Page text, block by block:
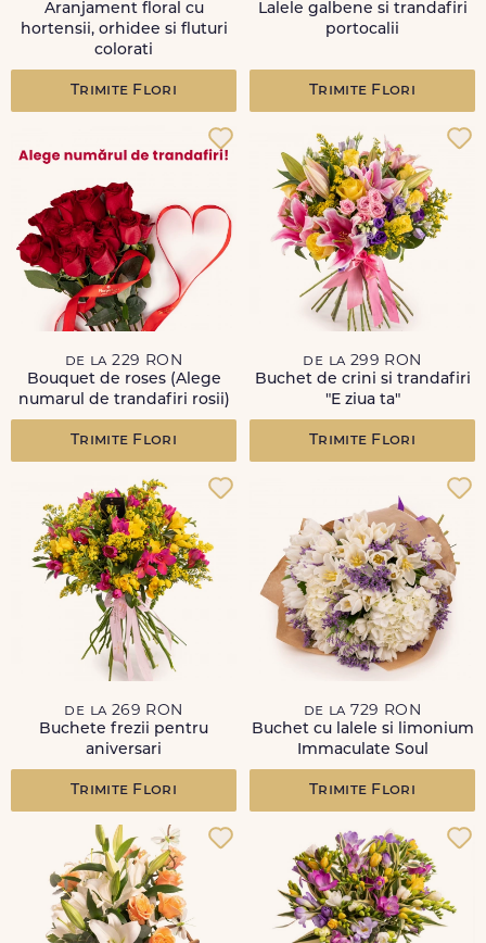
Aranjament floral cu
hortensii, orhidee si fluturi
colorati
Trimite Flori
Lalele galbene si trandafiri
portocalii
Trimite Flori
de la 229 RON
Bouquet de roses (Alege
numarul de trandafiri rosii)
Trimite Flori
de la 299 RON
Buchet de crini si trandafiri
"E ziua ta"
Trimite Flori
de la 269 RON
Buchete frezii pentru
aniversari
Trimite Flori
de la 729 RON
Buchet cu lalele si limonium
Immaculate Soul
Trimite Flori